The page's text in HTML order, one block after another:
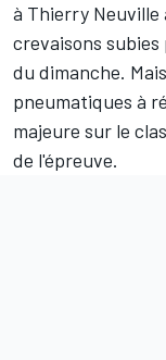
à Thierry Neuville
crevaisons subies
du dimanche.
pneumatiques à
majeure sur le
de l'épreuve.